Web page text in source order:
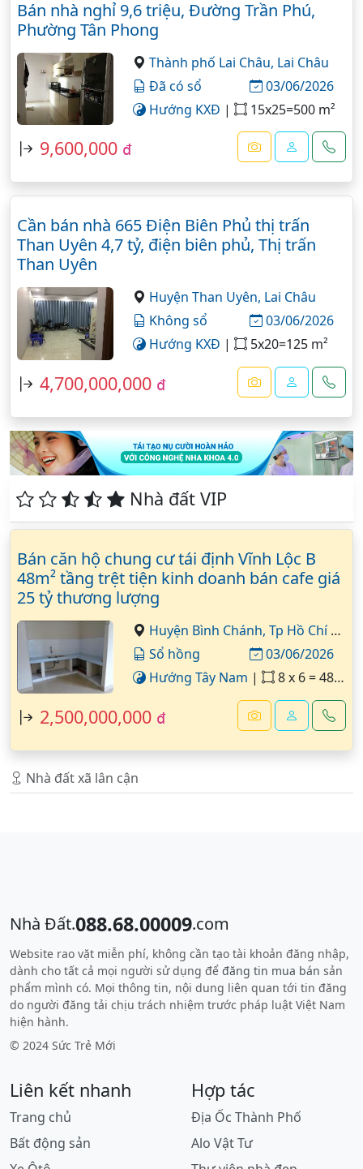
Bán nhà nghỉ 9,6 triệu, Đường Trần Phú,
Phường Tân Phong
Thành phố Lai Châu, Lai Châu
Đã có sổ
03/06/2026
Hướng KXĐ | 15x25=500 m²
9,600,000 đ
Cần bán nhà 665 Điện Biên Phủ thị trấn
Than Uyên 4,7 tỷ, điện biên phủ, Thị trấn
Than Uyên
Huyện Than Uyên, Lai Châu
Không sổ
03/06/2026
Hướng KXĐ | 5x20=125 m²
4,700,000,000 đ
Nhà đất VIP
Bán căn hộ chung cư tái định Vĩnh Lộc B
48m² tầng trệt tiện kinh doanh bán cafe giá
25 tỷ thương lượng
Huyện Bình Chánh,Tp Hồ Chí Minh
Sổ hồng
03/06/2026
Hướng Tây Nam | 8 x 6 = 48 m²
2,500,000,000 đ
Nhà đất xã lân cận
Nhà Đất.088.68.00009.com
Website rao vặt miễn phí, không cần tạo tài khoản đăng nhập,
dành cho tất cả mọi người sử dụng để đăng tin mua bán sản
phẩm mình có. Mọi thông tin, nội dung liên quan tới tin đăng
do người đăng tải chịu trách nhiệm trước pháp luật Việt Nam
hiện hành.
© 2024 Sức Trẻ Mới
Liên kết nhanh
Trang chủ
Bất động sản
Hợp tác
Địa Ốc Thành Phố
Alo Vật Tư